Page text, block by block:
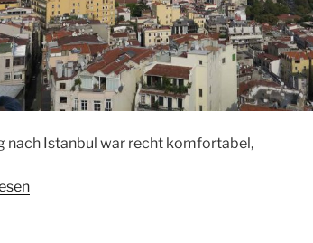
nach Istanbul war recht komfortabel,